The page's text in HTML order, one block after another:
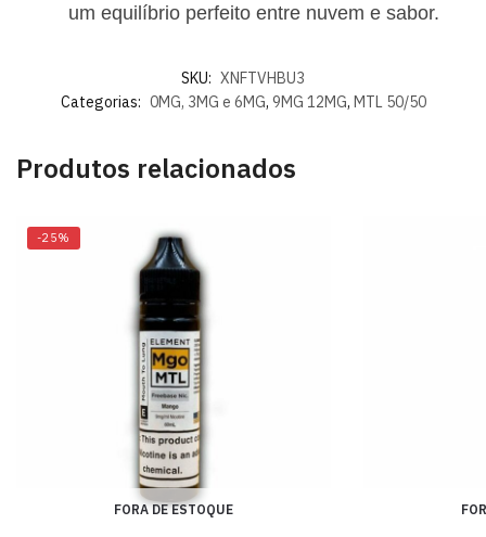
um equilíbrio perfeito entre nuvem e sabor.
SKU: XNFTVHBU3
Categorias: 0MG, 3MG e 6MG, 9MG 12MG, MTL 50/50
Produtos relacionados
-25%
FORA DE ESTOQUE